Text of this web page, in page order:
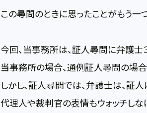
この尋問のときに思ったことがもう一
今回、当事務所は、証人尋問に弁護士
当事務所の場合、通例証人尋問の場合
しかし、証人尋問では、弁護士は、証
代理人や裁判官の表情もウォッチしな